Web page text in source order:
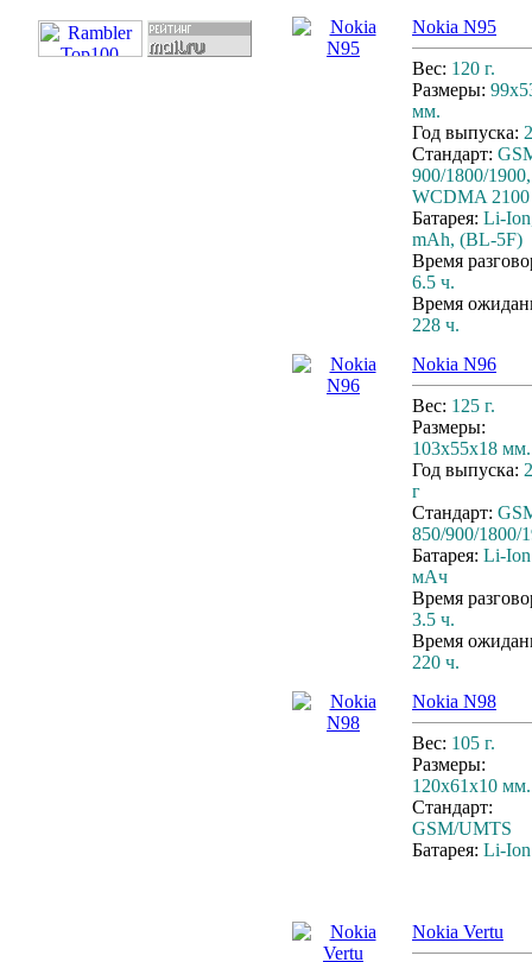
Nokia N95
Вес: 120 г.
Размеры:
мм.
Год выпуска:
Стандарт:
900/1800/1900,
WCDMA 2100
Батарея: Li-
mAh, (BL-5F)
Время
6.5 ч.
Время
228 ч.
Nokia N96
Вес: 125 г.
Размеры:
103x55x18 мм.
Год выпуска:
г
Стандарт:
850/900/1800/
Батарея: Li-
мАч
Время
3.5 ч.
Время
220 ч.
Nokia N98
Вес: 105 г.
Размеры:
120x61x10 мм.
Стандарт:
GSM/UMTS
Батарея: Li-Ion
Nokia Vertu